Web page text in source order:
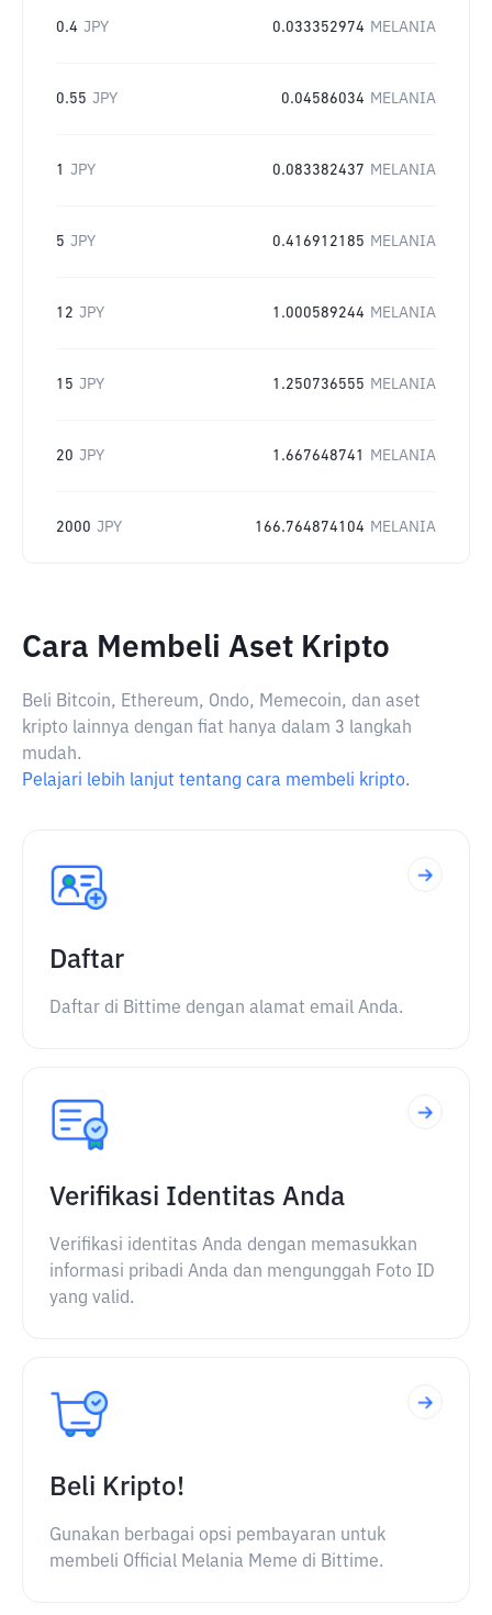
0.4 JPY 0.033352974 MELANIA
0.55 JPY 0.04586034 MELANIA
1 JPY 0.083382437 MELANIA
5 JPY 0.416912185 MELANIA
12 JPY 1.000589244 MELANIA
15 JPY 1.250736555 MELANIA
20 JPY 1.667648741 MELANIA
2000 JPY 166.764874104 MELANIA
Cara Membeli Aset Kripto
Beli Bitcoin, Ethereum, Ondo, Memecoin, dan aset
kripto lainnya dengan fiat hanya dalam 3 langkah
mudah.
Pelajari lebih lanjut tentang cara membeli kripto.
Daftar
Daftar di Bittime dengan alamat email Anda.
Verifikasi Identitas Anda
Verifikasi identitas Anda dengan memasukkan
informasi pribadi Anda dan mengunggah Foto ID
yang valid.
Beli Kripto!
Gunakan berbagai opsi pembayaran untuk
membeli Official Melania Meme di Bittime.